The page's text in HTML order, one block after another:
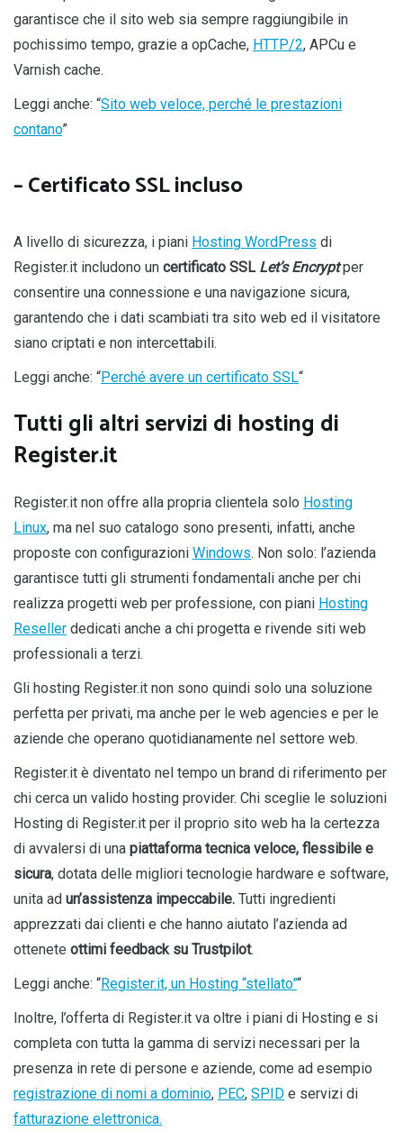
garantisce che il sito web sia sempre raggiungibile in
pochissimo tempo, grazie a opCache, HTTP/2, APCu e
Varnish cache.
Leggi anche: “Sito web veloce, perché le prestazioni
contano”
– Certificato SSL incluso
A livello di sicurezza, i piani Hosting WordPress di
Register.it includono un certificato SSL Let’s Encryptper
consentire una connessione e una navigazione sicura,
garantendo che i dati scambiati tra sito web ed il visitatore
siano criptati e non intercettabili.
Leggi anche: “Perché avere un certificato SSL“
Tutti gli altri servizi di hosting di
Register.it
Register.it non offre alla propria clientela solo Hosting
Linux, ma nel suo catalogo sono presenti, infatti, anche
proposte con configurazioni Windows. Non solo: l’azienda
garantisce tutti gli strumenti fondamentali anche per chi
realizza progetti web per professione, con piani Hosting
Reseller dedicati anche a chi progetta e rivende siti web
professionali a terzi.
Gli hosting Register.it non sono quindi solo una soluzione
perfetta per privati, ma anche per le web agencies e per le
aziende che operano quotidianamente nel settore web.
Register.it è diventato nel tempo un brand di riferimento per
chi cerca un valido hosting provider. Chi sceglie le soluzioni
Hosting di Register.it per il proprio sito web ha la certezza
di avvalersi di una piattaforma tecnica veloce, flessibile e
sicura, dotata delle migliori tecnologie hardware e software,
unita ad un’assistenza impeccabile. Tutti ingredienti
apprezzati dai clienti e che hanno aiutato l’azienda ad
ottenete ottimi feedback su Trustpilot.
Leggi anche: “Register.it, un Hosting “stellato”“
Inoltre, l’offerta di Register.it va oltre i piani di Hosting e si
completa con tutta la gamma di servizi necessari per la
presenza in rete di persone e aziende, come ad esempio
registrazione di nomi a dominio, PEC, SPID e servizi di
fatturazione elettronica.